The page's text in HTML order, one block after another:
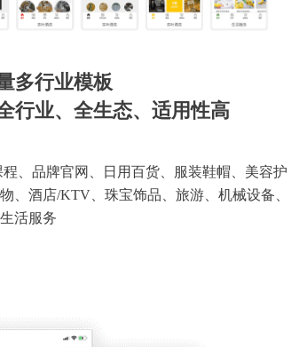
多行业模板
行业、全生态、适用性高
、品牌官网、日用百货、服装鞋帽、美容护
、酒店/KTV、珠宝饰品、旅游、机械设备、
活服务